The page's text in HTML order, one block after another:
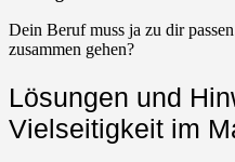
Dein Beruf muss ja zu dir
zusammen gehen?
Lösungen und
Vielseitigkeit im